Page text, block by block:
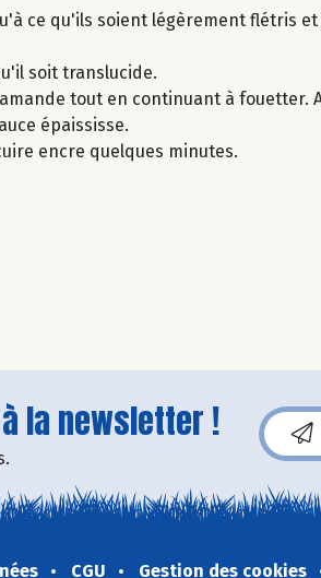
ce qu'ils soient légèrement flétris et
soit translucide.
tout en continuant à fouetter.
épaississe.
encre quelques minutes.
la newsletter !
CGU Gestion des cookies